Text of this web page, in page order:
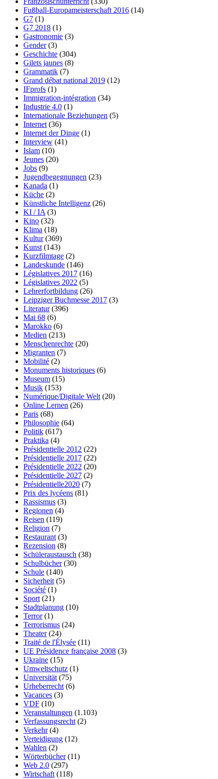
Fußball-Europameisterschaft 2016 (14)
G7 (1)
G7 2018 (1)
Gastronomie (3)
Gender(3)
Geschichte (304)
Gilets jaunes (8)
Grammatik (7)
Grand débat national 2019 (12)
IFprofs (1)
Immigration-intégration (34)
Industrie 4.0 (1)
Internationale Beziehungen (5)
Internet (36)
Internet der Dinge (1)
Interview (41)
Islam (10)
Jeunes (20)
Jobs (9)
Jugendbegegnungen (23)
Kanada (1)
Küche (2)
Künstliche Intelligenz (26)
KI / IA (3)
Kino (32)
Klima (18)
Kultur(369)
Kunst (143)
Kurzfilmtage (2)
Landeskunde (146)
Législatives 2017 (16)
Législatives 2022 (5)
Lehrerfortbildung (26)
Leipziger Buchmesse 2017 (3)
Literatur(396)
Mai 68 (6)
Marokko (6)
Medien (213)
Menschenrechte (20)
Migranten (7)
Mobilité (2)
Monuments historiques (6)
Museum (15)
Musik (153)
Numérique/Digitale Welt (20)
Online Lernen (26)
Paris (68)
Philosophie (64)
Politik (617)
Praktika (4)
Présidentielle 2012 (22)
Présidentielle 2017 (22)
Présidentielle 2022 (20)
Présidentielle 2027 (2)
Présidentielle2020 (7)
Prix des lycéens (81)
Rassismus (3)
Regionen (4)
Reisen (119)
Religion (7)
Restaurant (3)
Rezension (8)
Schüleraustausch (38)
Schulbücher(30)
Schule (140)
Sicherheit (5)
Société (1)
Sport (21)
Stadtplanung (10)
Terror(1)
Terrorismus (24)
Theater(24)
Traité de l'Élysée (11)
UE Présidence française 2008 (3)
Ukraine (15)
Umweltschutz (1)
Universität (75)
Urheberrecht (6)
Vacances (3)
VDF (10)
Veranstaltungen (1.103)
Verfassungsrecht (2)
Verkehr(4)
Verteidigung (12)
Wahlen (2)
Wörterbücher(11)
Web 2.0 (297)
Wirtschaft (118)